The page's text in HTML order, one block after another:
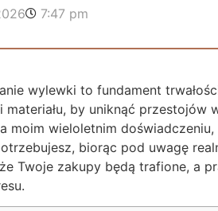
7:47 pm
wylewki to fundament
materiału, by uniknąć
moim wieloletnim
biorąc pod uwagę
Twoje zakupy będą trafione, a